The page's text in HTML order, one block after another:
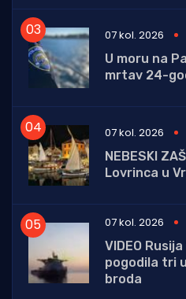
07 kol. 2026
U moru na
mrtav 24-
07 kol. 2026
NEBESKI
Lovrinca u
07 kol. 2026
VIDEO
pogodila tri
broda